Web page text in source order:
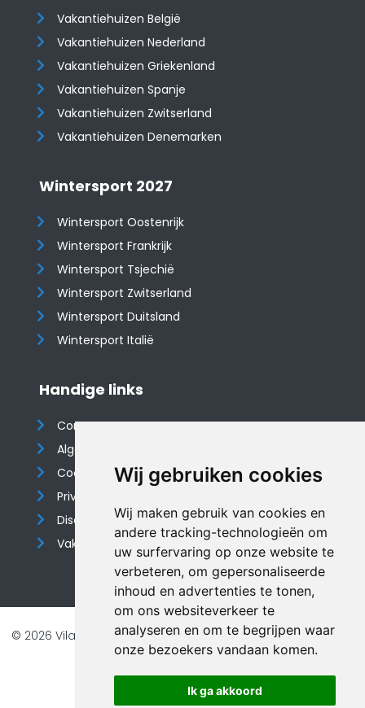
Wij gebruiken cookies
Wij maken gebruik van cookies en
andere tracking-technologieën om
uw surfervaring op onze website te
verbeteren, om gepersonaliseerde
inhoud en advertenties te tonen,
om ons websiteverkeer te
analyseren en om te begrijpen waar
onze bezoekers vandaan komen.
Ik ga akkoord
Vakantiehuizen België
Vakantiehuizen Nederland
Vakantiehuizen Griekenland
Vakantiehuizen Spanje
​​​​​​​Vakantiehuizen Zwitserland
Vakantiehuizen Denemarken
Wintersport 2027
Wintersport Oostenrijk
Wintersport Frankrijk
Wintersport Tsjechië
Wintersport Zwitserland
Wintersport Duitsland
Wintersport Italië
Handige links
Contact
Algemene voorwaarden
Cookieverklaring
Privacyverklaring
Disclaimer
Vakantiehuis website
© 2026 Vilando Vakantiehuizen |Website door FalcoTravel
Veilig online betalen met